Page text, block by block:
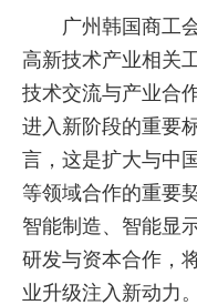
广州韩国商工
高新技术产业相关
技术交流与产业合
进入新阶段的重要
言，这是扩大与中
等领域合作的重要
智能制造、智能显
研发与资本合作，
业升级注入新动力